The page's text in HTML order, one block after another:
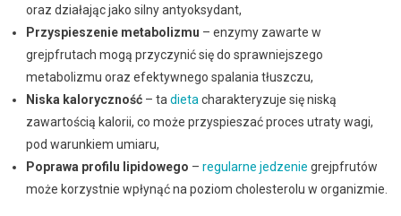
oraz działając jako silny antyoksydant,
Przyspieszenie metabolizmu – enzymy zawarte w
grejpfrutach mogą przyczynić się do sprawniejszego
metabolizmu oraz efektywnego spalania tłuszczu,
Niska kaloryczność– ta dieta charakteryzuje się niską
zawartością kalorii, co może przyspieszać proces utraty wagi,
pod warunkiem umiaru,
Poprawa profilu lipidowego – regularne jedzenie grejpfrutów
może korzystnie wpłynąć na poziom cholesterolu w organizmie.